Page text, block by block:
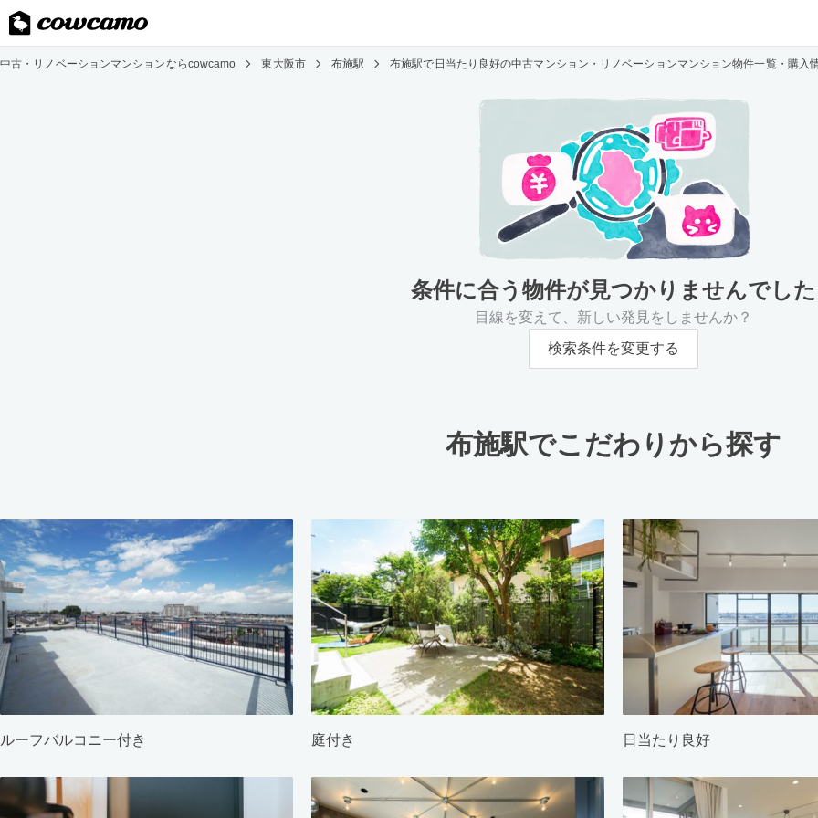
中古・リノベーションマンションならcowcamo 東大阪市 布施駅 布施駅で日当たり良好の中古マンション・リノベーションマンション物件一覧・購入
条件に合う物件が見つかりませんでした
目線を変えて、新しい発見をしませんか？
検索条件を変更する
布施駅でこだわりから探す
ルーフバルコニー付き 庭付き 日当たり良好